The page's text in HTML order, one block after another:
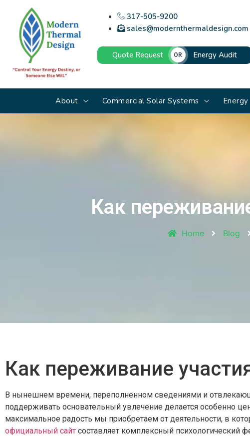
317-505-9200
sales@modernthermaldesign.com
Quote Request OR Energy Audit
About Commercial Solar Systems
Как
Home Blog
Как переживание
В нынешнем времени, переполненном сведениями и
поддерживать основательный увлечение делается особенно
максимальное радость мы приобретаем от деятельности, в
официальный сайт составляет комплексный